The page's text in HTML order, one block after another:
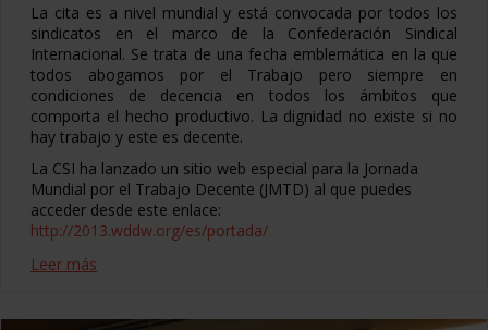
La cita es a nivel mundial y está convocada por todos los
sindicatos en el marco de la Confederación Sindical
Internacional. Se trata de una fecha emblemática en la que
todos abogamos por el Trabajo pero siempre en
condiciones de decencia en todos los ámbitos que
comporta el hecho productivo. La dignidad no existe si no
hay trabajo y este es decente.
La CSI ha lanzado un sitio web especial para la Jornada
Mundial por el Trabajo Decente (JMTD) al que puedes
acceder desde este enlace:
http://2013.wddw.org/es/portada/
Leer más